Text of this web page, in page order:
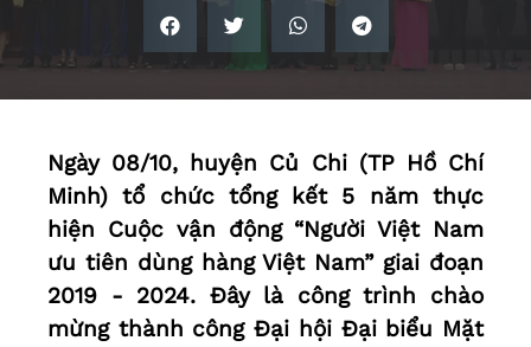
Ngày 08/10, huyện Củ Chi (TP Hồ Chí
Minh) tổ chức tổng kết 5 năm thực
hiện Cuộc vận động “Người Việt Nam
ưu tiên dùng hàng Việt Nam” giai đoạn
2019 - 2024. Đây là công trình chào
mừng thành công Đại hội Đại biểu Mặt